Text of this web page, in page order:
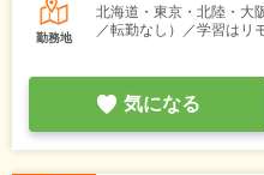
勤務地
北海道・東京・北陸・大
／転勤なし）／学習はリ
気になる